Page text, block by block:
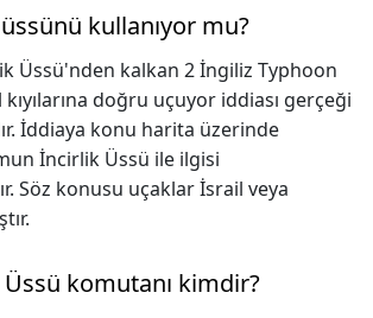
kullanıyor mu?
Üssü'nden kalkan 2 İngiliz Typhoon
doğru uçuyor iddiası gerçeği
İddiaya konu harita üzerinde
İncirlik Üssü ile ilgisi
Söz konusu uçaklar İsrail veya
komutanı kimdir?